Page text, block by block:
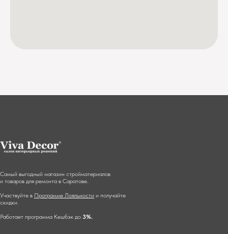
Самый выгодный магазин стройматериалов
и товаров для ремонта в Саратове.
Участвуйте в Программе Лояльности и получайте
скидки.
Работает программа Кешбэк до 3%.